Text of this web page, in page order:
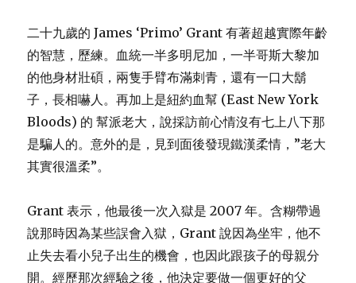
John
Diaz
二十九歲的 James ‘Primo’ Grant 有著超越實際年齡
的智慧，歷練。血統一半多明尼加，一半哥斯大黎加
的他身材壯碩，兩隻手臂布滿刺青，還有一口大鬍
子，長相嚇人。再加上是紐約血幫 (East New York
Bloods) 的 幫派老大，說採訪前心情沒有七上八下那
是騙人的。意外的是，見到面後發現鐵漢柔情，”老大
其實很溫柔”。
Grant 表示，他最後一次入獄是 2007 年。含糊帶過
說那時因為某些誤會入獄，Grant 說因為坐牢，他不
止失去看小兒子出生的機會，也因此跟孩子的母親分
開。經歷那次經驗之後，他決定要做一個更好的父